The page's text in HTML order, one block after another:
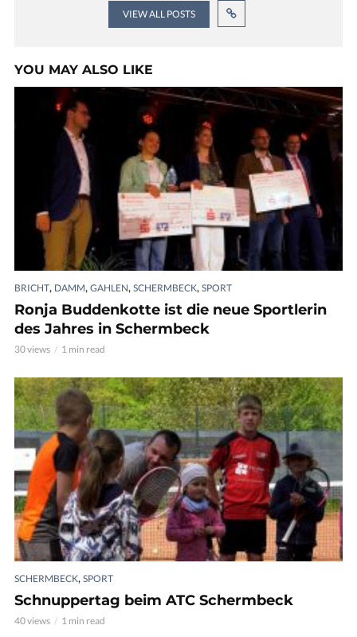
VIEW ALL POSTS
YOU MAY ALSO LIKE
BRICHT, DAMM, GAHLEN, SCHERMBECK, SPORT
Ronja Buddenkotte ist die neue Sportlerin
des Jahres in Schermbeck
30 views 1 min read
SCHERMBECK, SPORT
Schnuppertag beim ATC Schermbeck
40 views 1 min read